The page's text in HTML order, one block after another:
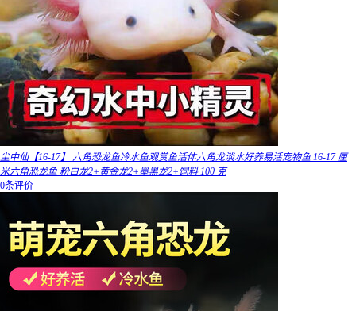
尘中仙【16-17】 六角恐龙鱼冷水鱼观赏鱼活体六角龙淡水好养易活宠物鱼 16-17 厘
米六角恐龙鱼 粉白龙2+黄金龙2+墨黑龙2+饲料 100 克
0条评价